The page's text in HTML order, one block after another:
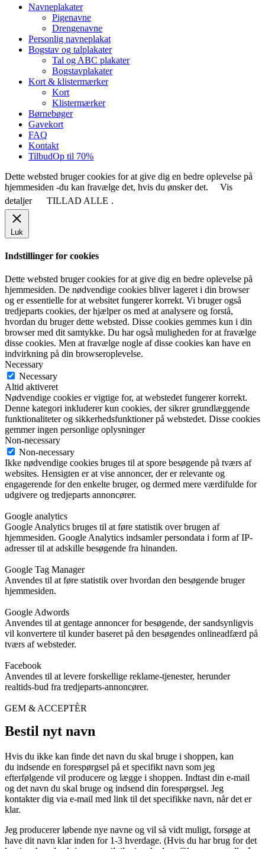
Close
Navneplakater
Pigenavne
Drengenavne
Personlig navneplakat
Bogstav og talplakater
Tal og ABC plakater
Bogstavplakater
Kort & klistermærker
Kort
Klistermærker
Børnebøger
Gavekort
FAQ
Kontakt
TilbudOp til 70%
Dette websted bruger cookies for at give dig en bedre oplevelse på
hjemmesiden -du kan fravælge det, hvis du ønsker det.
Vis
detaljer
TILLAD ALLE .
Luk
Indstillinger for cookies
Dette websted bruger cookies for at give dig en bedre oplevelse på
hjemmesiden. De nødvendige cookies bliver lageret i din browser
og er essentielle for at websitet fungerer korrekt. Vi bruger også
tredjeparts cookies, der hjælper os med at analysere og forstå,
hvordan du bruger dette websted. Disse cookies gemmes kun i din
browser med dit samtykke. Du har også muligheden for at fravælge
disse cookies. Men at fravælge nogle af disse cookies kan have en
indvirkning på din browseroplevelse.
Necessary
Necessary
Altid aktiveret
Nødvendige cookies er vigtige for, at webstedet fungerer korrekt.
Denne kategori inkluderer kun cookies, der sikrer grundlæggende
funktionaliteter og sikkerhedsfunktioner på webstedet. Disse cookies
gemmer ingen personlige oplysninger
Non-necessary
Non-necessary
Ikke nødvendige cookies bruges til at spore besøgende på tværs af
websites. Hensigten er at vise annoncer, der er relevante og
engagerende for den enkelte bruger, og dermed mere værdifulde for
udgivere og tredjeparts annoncører.
Google analytics
Google Analytics bruges til at føre statistik over brugen af
hjemmesiden. Google Analytics indsamler persondata i form af IP-
adresser til at adskille besøgende fra hinanden.
Google Tag Manager
Anvendes til at føre statistik over hvordan den besøgende bruger
hjemmesiden.
Google Adwords
Anvendes til at gentage annoncer for besøgende, der sandsynligvis
vil konvertere til kunder baseret på den besøgendes onlineadfærd på
tværs af websteder.
Facebook
Anvendes til at levere forskellige reklame-tjenester, herunder
realtids-bud fra tredjeparts-annoncører.
GEM & ACCEPTÈR
Bestil nyt navn
Hvis du ikke kan finde det navn du skal bruge i shoppen, kan
du indsende en forespørgsel på et specifikt navn som jeg
efterfølgende vil producere og lægge i shoppen. Indtast din e-mail
og det navn du skal bruge og indsend din forespørgsel. Jeg
kontakter dig via e-mail med link til det specifikke navn, når det er
klar.
Jeg producerer løbende nye navne og vil så vidt muligt, forsøge at
have dit navn klar inden for 1-3 hverdage. (Hvis du har brug for det